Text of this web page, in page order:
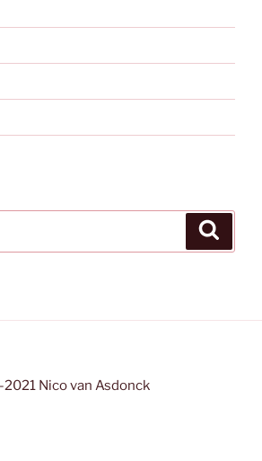
Nico van Asdonck